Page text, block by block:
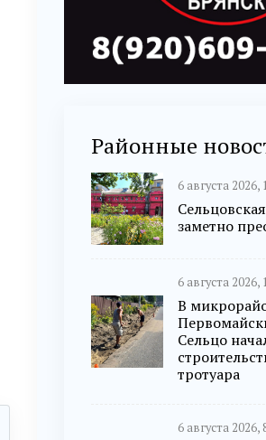
Районные
6 августа 2026,
заметно
6 августа 2026,
В
Сельцо
тротуара
6 августа 2026,